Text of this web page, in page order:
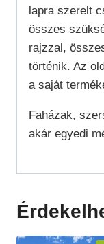
lapra szerelt
összes
rajzzal,
történik. Az
a saját
Faházak,
akár egyedi